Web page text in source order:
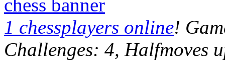
chess banner
1 chessplayers online!
Challenges: 4, Halfmoves